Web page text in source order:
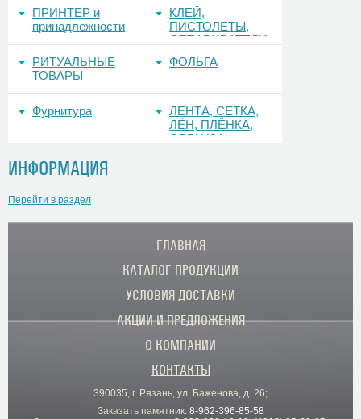
ПРИНТЕР и
принадлежности
КЛЕЙ,
ПИСТОЛЕТЫ,
ОТПАРИВАТЕЛИ
РИТУАЛЬНЫЕ
ТОВАРЫ
ПРОЧИЕ
ФОЛЬГА
Фурнитура
ЛЕНТА, СЕТКА,
ЛЁН, ПЛЁНКА,
ОРГАНЗА
ИНФОРМАЦИЯ
Перейти в раздел
ГЛАВНАЯ
КАТАЛОГ ПРОДУКЦИИ
УСЛОВИЯ ДОСТАВКИ
АКЦИИ И ПРЕДЛОЖЕНИЯ
О КОМПАНИИ
КОНТАКТЫ
390035, г. Рязань, ул. Баженова, д. 26;
Заказать памятник: 8-962-396-85-58